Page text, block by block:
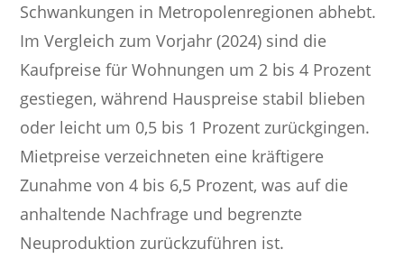
Schwankungen in Metropolenregionen abhebt.
Im Vergleich zum Vorjahr (2024) sind die
Kaufpreise für Wohnungen um 2 bis 4 Prozent
gestiegen, während Hauspreise stabil blieben
oder leicht um 0,5 bis 1 Prozent zurückgingen.
Mietpreise verzeichneten eine kräftigere
Zunahme von 4 bis 6,5 Prozent, was auf die
anhaltende Nachfrage und begrenzte
Neuproduktion zurückzuführen ist.